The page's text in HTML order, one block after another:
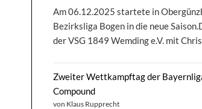
Am 06.12.2025 startete in
Bezirksliga Bogen in die neue
der VSG 1849 Wemding e.V. mit
Zweiter Wettkampftag der
Compound
von Klaus Rupprecht